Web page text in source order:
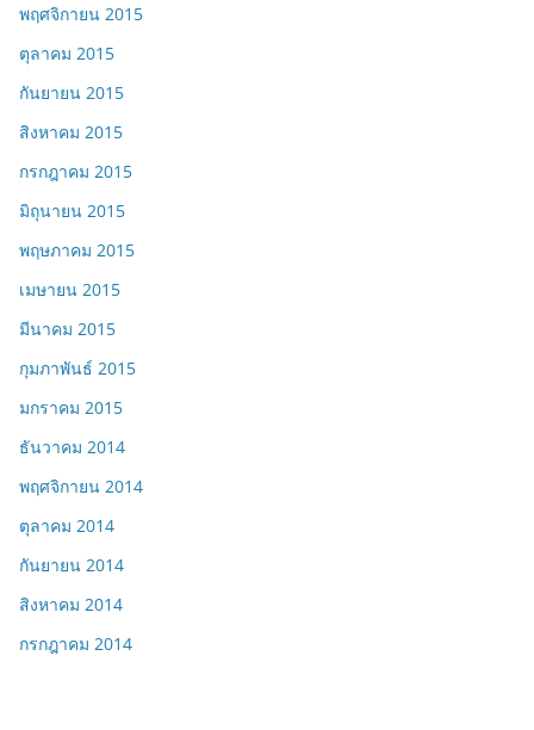
พฤศจิกายน 2015
ตุลาคม 2015
กันยายน 2015
สิงหาคม 2015
กรกฎาคม 2015
มิถุนายน 2015
พฤษภาคม 2015
เมษายน 2015
มีนาคม 2015
กุมภาพันธ์ 2015
มกราคม 2015
ธันวาคม 2014
พฤศจิกายน 2014
ตุลาคม 2014
กันยายน 2014
สิงหาคม 2014
กรกฎาคม 2014